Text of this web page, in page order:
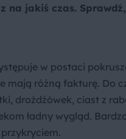
na jakiś czas.
w postaci
mają różną fakturę. Do
drożdżówek, ciast z
ładny wygląd.